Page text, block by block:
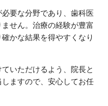
要な分野であり、歯科医
せん。治療の経験が豊富
かな結果を得やすくなり
いただけるよう、院長と
ますので、安心してお任